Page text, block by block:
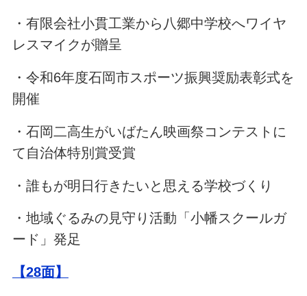
・有限会社小貫工業から八郷中学校へワイヤ
レスマイクが贈呈
・令和6年度石岡市スポーツ振興奨励表彰式を
開催
・石岡二高生がいばたん映画祭コンテストに
て自治体特別賞受賞
・誰もが明日行きたいと思える学校づくり
・地域ぐるみの見守り活動「小幡スクールガ
ード」発足
【28面】